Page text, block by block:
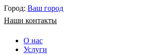
Город: Ваш город
Наши контакты
О нас
Услуги